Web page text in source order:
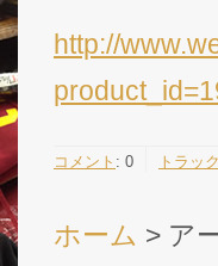
http://
コメント : 0 トラッ
ホーム > ア